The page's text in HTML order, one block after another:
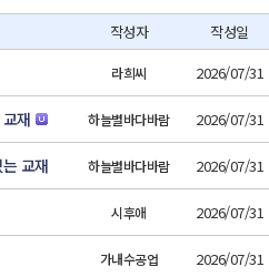
작성자 작성일
라희씨 2026/07/31
재 하늘별바다바람 2026/07/31
교재 하늘별바다바람 2026/07/31
시후애 2026/07/31
가내수공업 2026/07/31